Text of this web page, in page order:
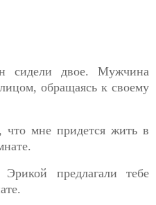
сидели двое. Мужчина
обращаясь к своему
мне придется жить в
предлагали тебе